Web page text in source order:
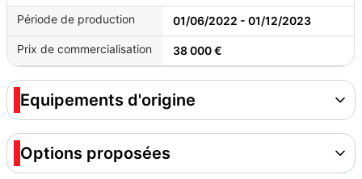
Période de production
01/06/2022 - 01/12/2023
Prix de commercialisation 38 000 €
Equipements d'origine
Options proposées